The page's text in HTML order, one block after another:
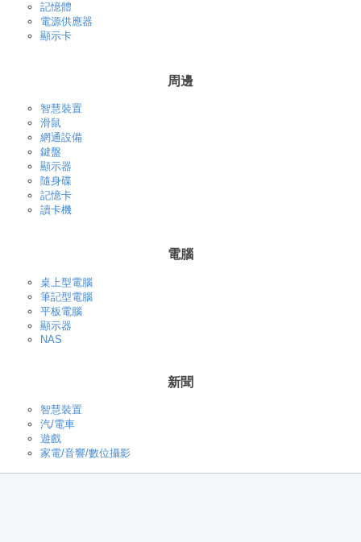
記憶體
電源供應器
顯示卡
周邊
智慧裝置
滑鼠
網通設備
鍵盤
顯示器
隨身碟
記憶卡
讀卡機
電腦
桌上型電腦
筆記型電腦
平板電腦
顯示器
NAS
新聞
智慧裝置
汽/電車
遊戲
家電/音響/數位攝影